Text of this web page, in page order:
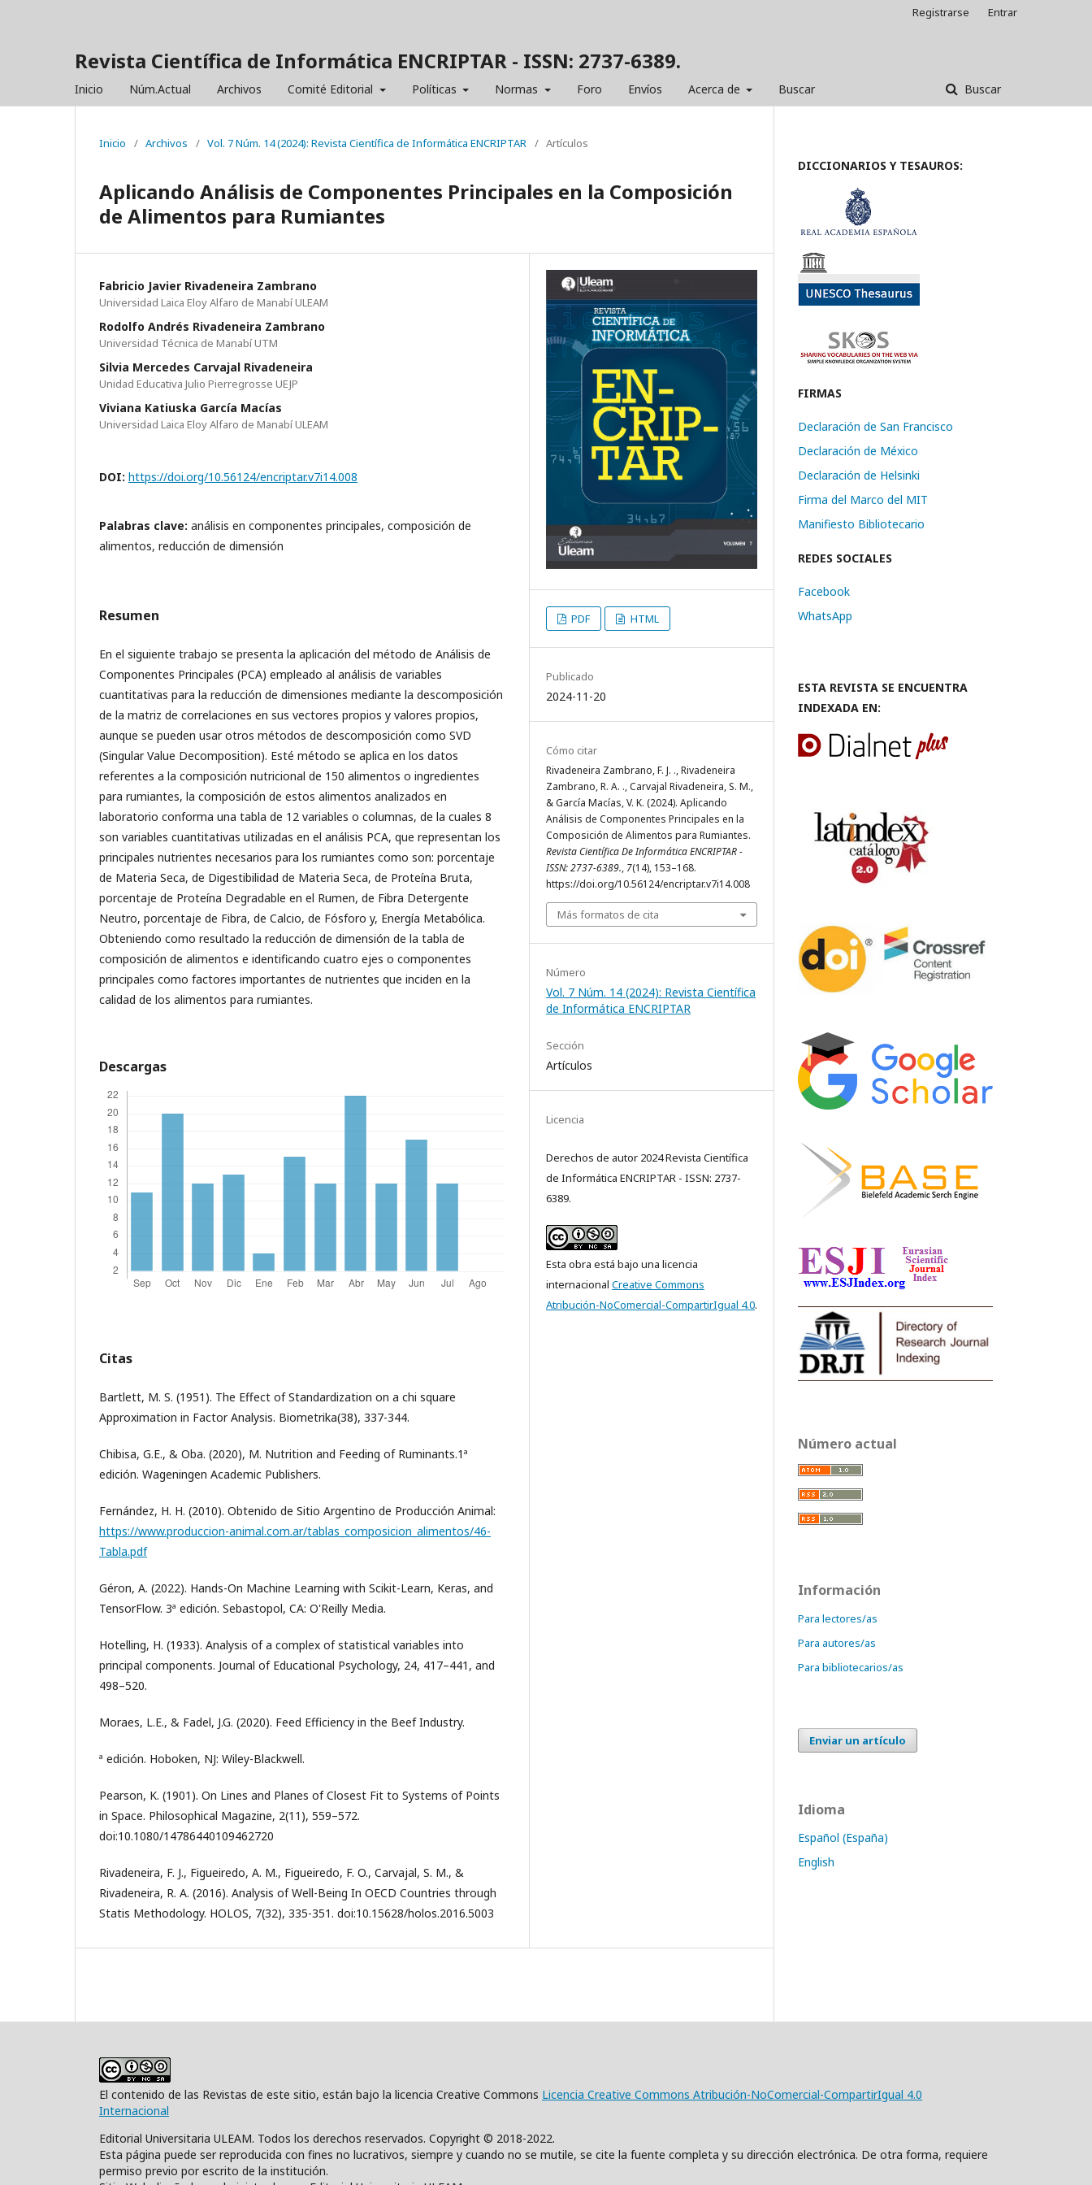
Revista Científica de Informática ENCRIPTAR - ISSN: 2737-6389.
Inicio Núm.Actual Archivos Comité Editorial Políticas Normas Foro Envíos Acerca de Buscar Buscar
Registrarse Entrar
Inicio / Archivos / Vol. 7 Núm. 14 (2024): Revista Científica de Informática ENCRIPTAR / Artículos
Aplicando Análisis de Componentes Principales en la Composición
de Alimentos para Rumiantes
Fabricio Javier Rivadeneira Zambrano
Universidad Laica Eloy Alfaro de Manabí ULEAM
Rodolfo Andrés Rivadeneira Zambrano
Universidad Técnica de Manabí UTM
Silvia Mercedes Carvajal Rivadeneira
Unidad Educativa Julio Pierregrosse UEJP
Viviana Katiuska García Macías
Universidad Laica Eloy Alfaro de Manabí ULEAM
DOI: https://doi.org/10.56124/encriptar.v7i14.008
Palabras clave: análisis en componentes principales, composición de
alimentos, reducción de dimensión
Resumen
En el siguiente trabajo se presenta la aplicación del método de Análisis de
Componentes Principales (PCA) empleado al análisis de variables
cuantitativas para la reducción de dimensiones mediante la descomposición
de la matriz de correlaciones en sus vectores propios y valores propios,
aunque se pueden usar otros métodos de descomposición como SVD
(Singular Value Decomposition). Esté método se aplica en los datos
referentes a la composición nutricional de 150 alimentos o ingredientes
para rumiantes, la composición de estos alimentos analizados en
laboratorio conforma una tabla de 12 variables o columnas, de la cuales 8
son variables cuantitativas utilizadas en el análisis PCA, que representan los
principales nutrientes necesarios para los rumiantes como son: porcentaje
de Materia Seca, de Digestibilidad de Materia Seca, de Proteína Bruta,
porcentaje de Proteína Degradable en el Rumen, de Fibra Detergente
Neutro, porcentaje de Fibra, de Calcio, de Fósforo y, Energía Metabólica.
Obteniendo como resultado la reducción de dimensión de la tabla de
composición de alimentos e identificando cuatro ejes o componentes
principales como factores importantes de nutrientes que inciden en la
calidad de los alimentos para rumiantes.
Descargas
Citas
Bartlett, M. S. (1951). The Effect of Standardization on a chi square
Approximation in Factor Analysis. Biometrika(38), 337-344.
Chibisa, G.E., & Oba. (2020), M. Nutrition and Feeding of Ruminants.1ª
edición. Wageningen Academic Publishers.
Fernández, H. H. (2010). Obtenido de Sitio Argentino de Producción Animal:
https://www.produccion-animal.com.ar/tablas_composicion_alimentos/46-
Tabla.pdf
Géron, A. (2022). Hands-On Machine Learning with Scikit-Learn, Keras, and
TensorFlow. 3ª edición. Sebastopol, CA: O'Reilly Media.
Hotelling, H. (1933). Analysis of a complex of statistical variables into
principal components. Journal of Educational Psychology, 24, 417–441, and
498–520.
Moraes, L.E., & Fadel, J.G. (2020). Feed Efficiency in the Beef Industry.
ª edición. Hoboken, NJ: Wiley-Blackwell.
Pearson, K. (1901). On Lines and Planes of Closest Fit to Systems of Points
in Space. Philosophical Magazine, 2(11), 559–572.
doi:10.1080/14786440109462720
Rivadeneira, F. J., Figueiredo, A. M., Figueiredo, F. O., Carvajal, S. M., &
Rivadeneira, R. A. (2016). Analysis of Well-Being In OECD Countries through
Statis Methodology. HOLOS, 7(32), 335-351. doi:10.15628/holos.2016.5003
PDF HTML
Publicado
2024-11-20
Cómo citar
Rivadeneira Zambrano, F. J. ., Rivadeneira
Zambrano, R. A. ., Carvajal Rivadeneira, S. M.,
& García Macías, V. K. (2024). Aplicando
Análisis de Componentes Principales en la
Composición de Alimentos para Rumiantes.
Revista Científica De Informática ENCRIPTAR -
ISSN: 2737-6389., 7(14), 153–168.
https://doi.org/10.56124/encriptar.v7i14.008
Más formatos de cita
Número
Vol. 7 Núm. 14 (2024): Revista Científica
de Informática ENCRIPTAR
Sección
Artículos
Licencia
Derechos de autor 2024 Revista Científica
de Informática ENCRIPTAR - ISSN: 2737-
6389.
Esta obra está bajo una licencia
internacional Creative Commons
Atribución-NoComercial-CompartirIgual 4.0.
DICCIONARIOS Y TESAUROS:
FIRMAS
Declaración de San Francisco
Declaración de México
Declaración de Helsinki
Firma del Marco del MIT
Manifiesto Bibliotecario
REDES SOCIALES
Facebook
WhatsApp
ESTA REVISTA SE ENCUENTRA
INDEXADA EN:
Número actual
Información
Para lectores/as
Para autores/as
Para bibliotecarios/as
Enviar un artículo
Idioma
Español (España)
English
El contenido de las Revistas de este sitio, están bajo la licencia Creative Commons Licencia Creative Commons Atribución-NoComercial-CompartirIgual 4.0
Internacional
Editorial Universitaria ULEAM. Todos los derechos reservados. Copyright © 2018-2022.
Esta página puede ser reproducida con fines no lucrativos, siempre y cuando no se mutile, se cite la fuente completa y su dirección electrónica. De otra forma, requiere
permiso previo por escrito de la institución.